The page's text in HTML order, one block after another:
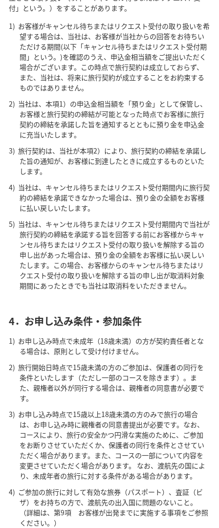
付」という。）をすることがあります。
お客様がキャンセル待ちまたはリクエスト受付の取り扱いを希
望する場合は、当社は、お客様が当社からの回答をお待ちい
ただける期間(以下「キャンセル待ちまたはリクエスト受付期
間」という。)を確認のうえ、申込金相当額をご提出いただく
場合がございます。この時点で旅行契約は成立しておらず、
また、当社は、将来に旅行契約が成立することをお約束する
ものではありません。
当社は、本項1）の申込金相当額を「預り金」として保管し、
お客様と旅行契約の締結が可能となった時点でお客様に旅行
契約の締結を承諾した旨を通知するとともに預り金を申込金
に充当いたします。
旅行契約は、当社が本項2）により、旅行契約の締結を承諾し
た旨の通知が、お客様に到達したときに成立するものといた
します。
当社は、キャンセル待ちまたはリクエスト受付期間内に旅行契
約の締結を承諾できなかった場合は、預り金の全額をお客様
に払い戻しいたします。
当社は、キャンセル待ちまたはリクエスト受付期間内で当社が
旅行契約の締結を承諾する旨を回答する前にお客様からキャ
ンセル待ちまたはリクエスト受付の取り扱いを解除する旨の
申し出があった場合は、預り金の全額をお客様に払い戻しい
たします。この場合、お客様からのキャンセル待ちまたはリ
クエスト受付の取り扱いを解除する旨の申し出が取消料対象
期間にあったときでも当社は取消料をいただきません。
4．お申し込み条件・参加条件
お申し込み時点で未成年（18歳未満）の方が契約責任者とな
る場合は、原則として受け付けません。
旅行開始日時点で15歳未満の方のご参加は、保護者の同行を
条件といたします（ただし一部のコースを除きます）。ま
た、親権者以外が同行する場合は、親権者の同意書が必要で
す。
お申し込み時点で15歳以上18歳未満の方のみで旅行の場合
は、お申し込み時に親権者の同意書提出が必要です。なお、
コースにより、旅行の安全かつ円滑な実施のために、ご参加
をお断りさせていただくか、保護者の同行を条件とさせてい
ただく場合があります。また、コースの一部について内容を
変更させていただく場合があります。 なお、渡航先の国によ
り、未成年者の旅行に対する条件がある場合があります。
ご参加の旅行に対して有効な旅券（パスポート）、査証（ビ
ザ）をお持ちの方で、渡航先の出入国に問題のないこと。
（詳細は、第9項 お客様が出発までに実施する事項をご参照
ください。）